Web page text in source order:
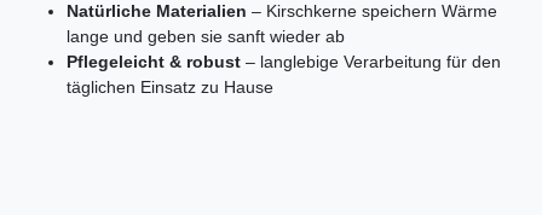
Natürliche Materialien – Kirschkerne speichern Wärme
lange und geben sie sanft wieder ab
Pflegeleicht & robust – langlebige Verarbeitung für den
täglichen Einsatz zu Hause